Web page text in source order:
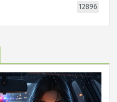
12896